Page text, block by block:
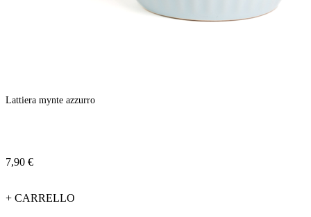
Lattiera mynte azzurro
7,90 €
+ CARRELLO